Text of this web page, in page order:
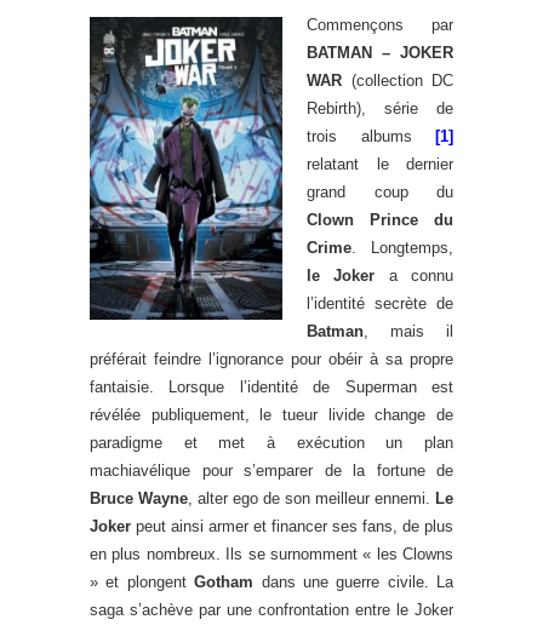
Commençons par
BATMAN – JOKER
WAR (collection DC
Rebirth), série de
trois albums
[1]
relatant le dernier
grand coup du
Clown Prince du
Crime. Longtemps,
le Joker a connu
l’identité secrète de
Batman, mais il
préférait feindre l’ignorance pour obéir à sa propre
fantaisie. Lorsque l’identité de Superman est
révélée publiquement, le tueur livide change de
paradigme et met à exécution un plan
machiavélique pour s’emparer de la fortune de
Bruce Wayne, alter ego de son meilleur ennemi. Le
Joker peut ainsi armer et financer ses fans, de plus
en plus nombreux. Ils se surnomment « les Clowns
» et plongentGotham dans une guerre civile. La
saga s’achève par une confrontation entre le Joker